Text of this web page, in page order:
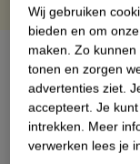
Over dit
Wij gebruiken
bieden en om
maken. Zo kunnen
tonen en zorgen
advertenties ziet.
accepteert. Je
intrekken. Meer
verwerken lees je